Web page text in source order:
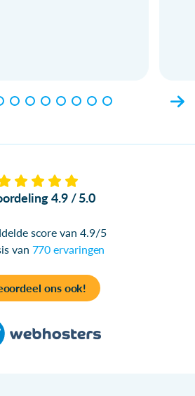
4.9 / 5.0
score van 4.9/5
van 770 ervaringen
ons ook!